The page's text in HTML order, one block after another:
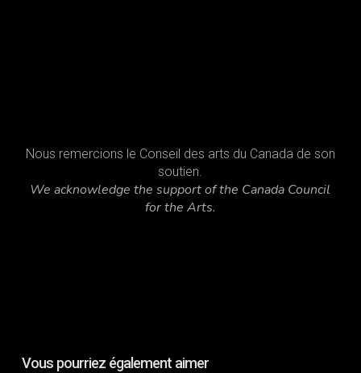
Nous remercions le Conseil des arts du Canada de son
soutien.
We acknowledge the support of the Canada Council
for the Arts.
Vous pourriez également aimer